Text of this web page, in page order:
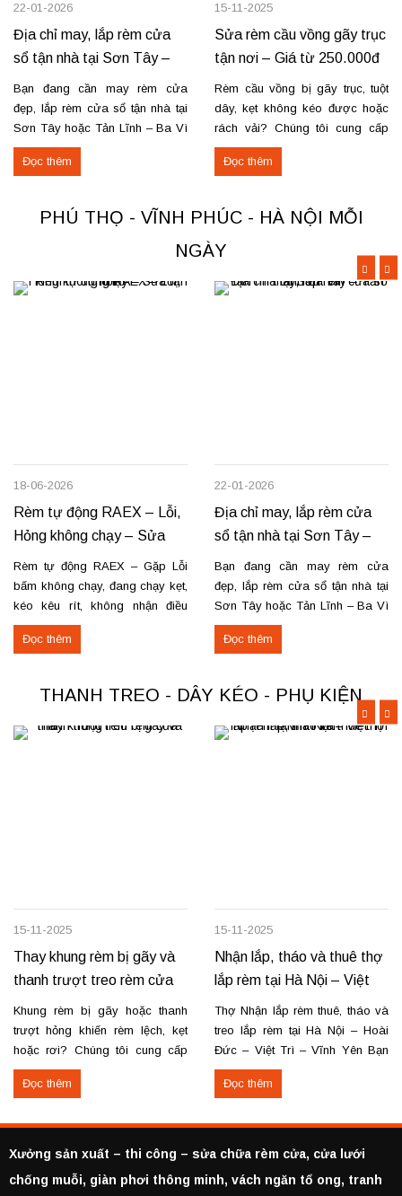
22-01-2026
Địa chỉ may, lắp rèm cửa
sổ tận nhà tại Sơn Tây –
Tản Lĩnh Ba Vì
Bạn đang cần may rèm cửa
đẹp, lắp rèm cửa sổ tận nhà tại
Sơn Tây hoặc Tản Lĩnh – Ba Vì
với giá hợp lý? Chúng tôi
chuyên may rèm theo yêu cầu,
tiến độ. Thực tế, chúng tôi vừa
hoàn thiện thi công rèm...
Đọc thêm
15-11-2025
Sửa rèm cầu vồng gãy trục
tận nơi – Giá từ 250.000đ
có VAT
Rèm cầu vồng bị gãy trục, tuột
dây, kẹt không kéo được hoặc
rách vải? Chúng tôi cung cấp
dịch vụ sửa rèm cầu vồng tận
nơi, đảm bảo rèm hoạt động trơn
cấu kéo để rèm mở – đóng êm
Thay dây...
Đọc thêm
PHÚ THỌ - VĨNH PHÚC - HÀ NỘI MỖI
NGÀY
18-06-2026
Rèm tự động RAEX – Lỗi,
Hỏng không chạy – Sửa
tận nơi
Rèm tự động RAEX – Gặp Lỗi
bấm không chạy, đang chạy kẹt,
kéo kêu rít, không nhận điều
khiển… Nhận thay mới động cơ,
sửa chữa rèm tự động raex và
Đọc thêm
22-01-2026
Địa chỉ may, lắp rèm cửa
sổ tận nhà tại Sơn Tây –
Tản Lĩnh Ba Vì
Bạn đang cần may rèm cửa
đẹp, lắp rèm cửa sổ tận nhà tại
Sơn Tây hoặc Tản Lĩnh – Ba Vì
với giá hợp lý? Chúng tôi
chuyên may rèm theo yêu cầu,
tiến độ. Thực tế, chúng tôi vừa
hoàn thiện thi công rèm...
Đọc thêm
THANH TREO - DÂY KÉO - PHỤ KIỆN
15-11-2025
Thay khung rèm bị gãy và
thanh trượt treo rèm cửa
Khung rèm bị gãy hoặc thanh
trượt hỏng khiến rèm lệch, kẹt
hoặc rơi? Chúng tôi cung cấp
dịch vụ thay khung và thanh
trượt rèm tận nơi, đảm bảo rèm
bền lâu. Thay khung rèm bị gãy,
cong vênh Thay hoặc sửa
Đọc thêm
15-11-2025
Nhận lắp, tháo và thuê thợ
lắp rèm tại Hà Nội – Việt
Trì – Vĩnh Yên
Thợ Nhận lắp rèm thuê, tháo và
treo lắp rèm tại Hà Nội – Hoài
Đức – Việt Trì – Vĩnh Yên Bạn
cần lắp rèm bị rơi, tháo rèm cũ
hoặc thuê thợ lắp rèm tại Hoài
Yên? Chúng tôi cung cấp dịch
vụ...
Đọc thêm
Xưởng sản xuất – thi công – sửa chữa rèm cửa, cửa lưới
chống muỗi, giàn phơi thông minh, vách ngăn tổ ong, tranh